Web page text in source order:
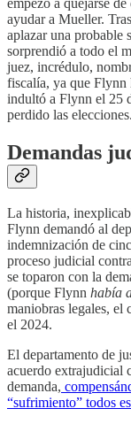
ayudar a Mueller.
aplazar una probable
sorprendió a todo el
juez, incrédulo,
fiscalía, ya que Flynn
indultó a Flynn el 25
perdido las elecciones.
Demandas
La historia,
Flynn demandó al
indemnización de
proceso judicial
se toparon con la
(porque Flynn había
maniobras legales, el
el 2024.
El departamento de
acuerdo extrajudicial
demanda,
“sufrimiento” todos